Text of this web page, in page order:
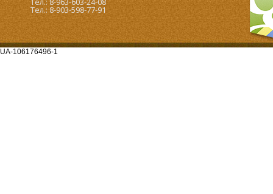
Тел.: 8-903-598-77-91
UA-106176496-1